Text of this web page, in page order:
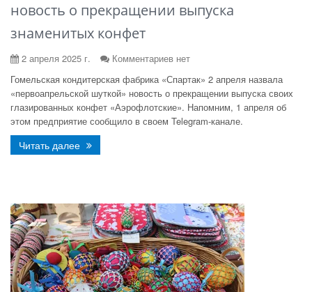
новость о прекращении выпуска
знаменитых конфет
2 апреля 2025 г.
Комментариев нет
Гомельская кондитерская фабрика «Спартак» 2 апреля назвала
«первоапрельской шуткой» новость о прекращении выпуска своих
глазированных конфет «Аэрофлотские». Напомним, 1 апреля об
этом предприятие сообщило в своем Telegram-канале.
Читать далее